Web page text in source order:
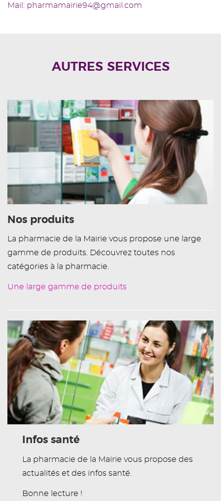
Mail: pharmamairie94@gmail.com
AUTRES SERVICES
Nos produits
La pharmacie de la Mairie vous propose une large
gamme de produits. Découvrez toutes nos
catégories à la pharmacie.
Une large gamme de produits
Infos santé
La pharmacie de la Mairie vous propose des
actualités et des infos santé.
Bonne lecture !